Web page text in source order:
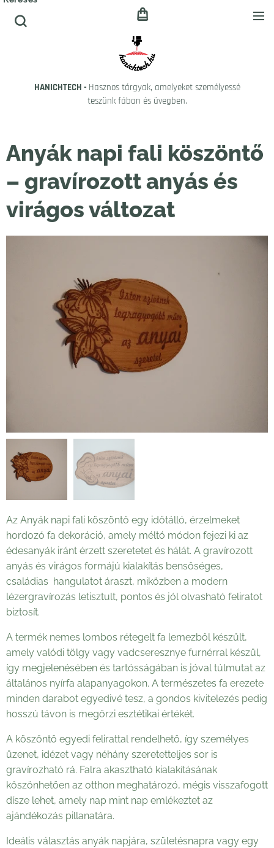
HANICHTECH - Hasznos tárgyak, amelyeket személyessé
teszünk fában és üvegben.
Anyák napi fali köszöntő
– gravírozott anyás és
virágos változat
Az Anyák napi fali köszöntő egy időtálló, érzelmeket
hordozó fa dekoráció, amely méltó módon fejezi ki az
édesanyák iránt érzett szeretetet és hálát. A gravírozott
anyás és virágos formájú kialakítás bensőséges,
családias hangulatot áraszt, miközben a modern
lézergravírozás letisztult, pontos és jól olvasható feliratot
biztosít.
A termék nemes lombos rétegelt fa lemezből készült,
amely valódi tölgy vagy vadcseresznye furnérral készül,
így megjelenésében és tartósságában is jóval túlmutat az
általános nyírfa alapanyagokon. A természetes fa erezete
minden darabot egyedivé tesz, a gondos kivitelezés pedig
hosszú távon is megőrzi esztétikai értékét.
A köszöntő egyedi felirattal rendelhető, így személyes
üzenet, idézet vagy néhány szeretetteljes sor is
gravírozható rá. Falra akasztható kialakításának
köszönhetően az otthon meghatározó, mégis visszafogott
dísze lehet, amely nap mint nap emlékeztet az
ajándékozás pillanatára.
Ideális választás anyák napjára, születésnapra vagy egy